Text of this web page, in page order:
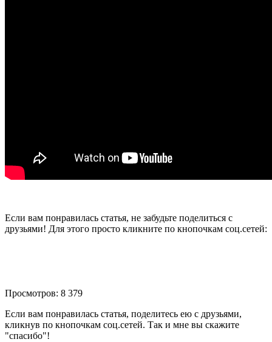
Если вам понравилась статья, не забудьте поделиться с
друзьями! Для этого просто кликните по кнопочкам соц.сетей:
Просмотров: 8 379
Если вам понравилась статья, поделитесь ею с друзьями,
кликнув по кнопочкам соц.сетей. Так и мне вы скажите
"спасибо"!